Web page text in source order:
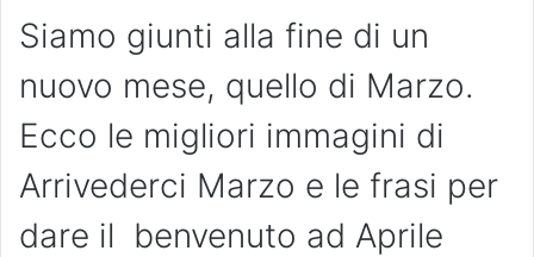
Siamo giunti alla fine di un
nuovo mese, quello di Marzo.
Ecco le migliori immagini di
Arrivederci Marzo e le frasi per
dare il benvenuto ad Aprile